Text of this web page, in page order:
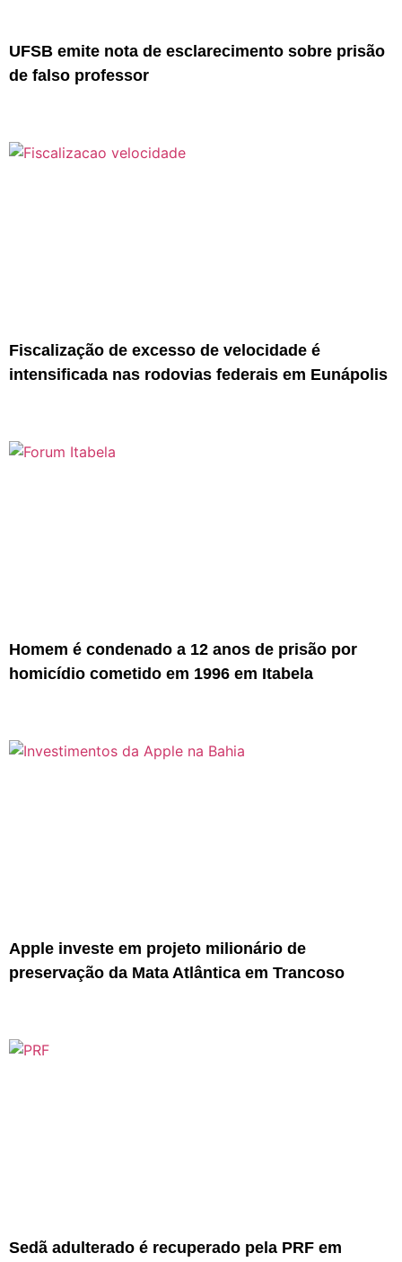
UFSB emite nota de esclarecimento sobre prisão
de falso professor
Fiscalização de excesso de velocidade é
intensificada nas rodovias federais em Eunápolis
Homem é condenado a 12 anos de prisão por
homicídio cometido em 1996 em Itabela
Apple investe em projeto milionário de
preservação da Mata Atlântica em Trancoso
Sedã adulterado é recuperado pela PRF em